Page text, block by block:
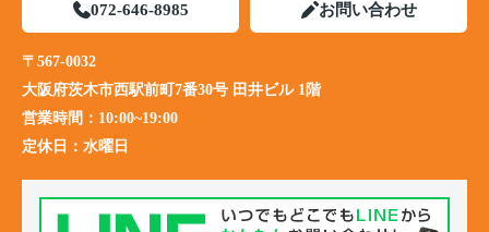
072-646-8985 お問い合わせ
〒567-0032
大阪府茨木市西駅前町7番30号 田井ビル 1階
営業時間： 10:00~19:00
定休日： 水曜日